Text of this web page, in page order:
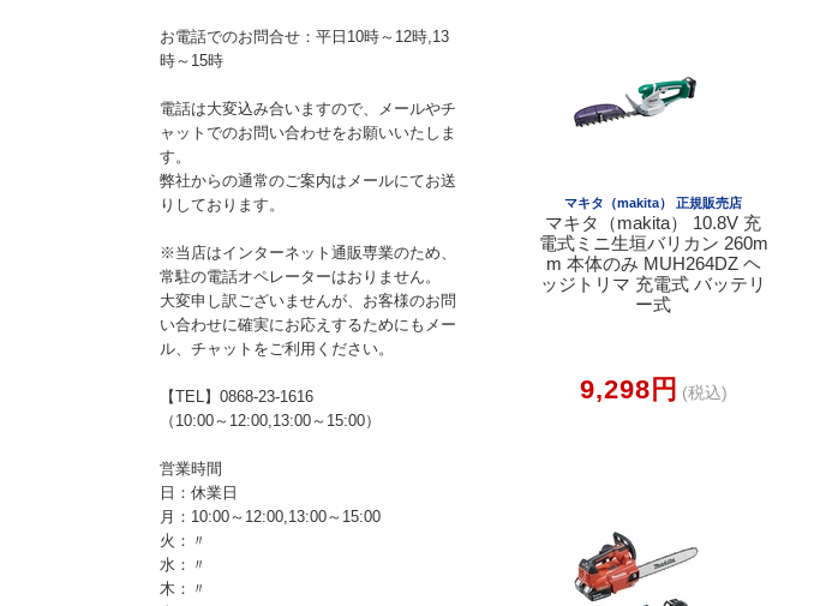
お電話でのお問合せ：平日10時～12時,13
時～15時
電話は大変込み合いますので、メールやチ
ャットでのお問い合わせをお願いいたしま
す。
弊社からの通常のご案内はメールにてお送
りしております。
※当店はインターネット通販専業のため、
常駐の電話オペレーターはおりません。
大変申し訳ございませんが、お客様のお問
い合わせに確実にお応えするためにもメー
ル、チャットをご利用ください。
【TEL】0868-23-1616
（10:00～12:00,13:00～15:00）
営業時間
日：休業日
月：10:00～12:00,13:00～15:00
火：〃
水：〃
木：〃
マキタ（makita） 正規販売店
マキタ（makita） 10.8V 充
電式ミニ生垣バリカン 260m
m 本体のみ MUH264DZ ヘ
ッジトリマ 充電式 バッテリ
ー式
9,298円 (税込)